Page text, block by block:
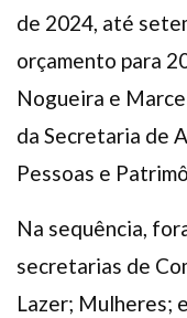
de 2024, até
orçamento para
Nogueira e
da Secretaria de
Pessoas e
Na sequência,
secretarias de
Lazer; Mulheres;